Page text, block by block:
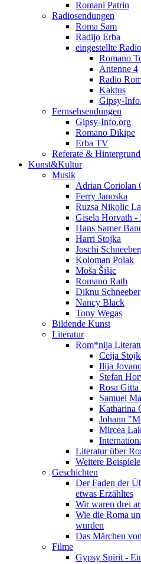
Romani Patrin
Radiosendungen
Roma Sam
Radijo Erba
eingestellte
Romano
Antenne 4
Radio
Kaktus
Gipsy-
Fernsehsendungen
Gipsy-Info.org
Romano Dikipe
Erba TV
Referate &
Kunst&Kultur
Musik
Adrian Coriolan
Ferry Janoska
Ruzsa Nikolic
Gisela Horvath -
Hans Samer
Harri Stojka
Joschi
Koloman Polak
Moša Šišic
Romano Rath
Diknu
Nancy Black
Tony Wegas
Bildende Kunst
Literatur
Rom*nija
Ceija
Ilija
Stefan
Rosa
Samuel
Katharina
Johann
Mircea
Literatur über
Weitere Beispiele
Geschichten
Der Faden der
etwas Erzähltes
Wir waren drei
Wie die Roma
wurden
Das Märchen
Filme
Gypsy Spirit -